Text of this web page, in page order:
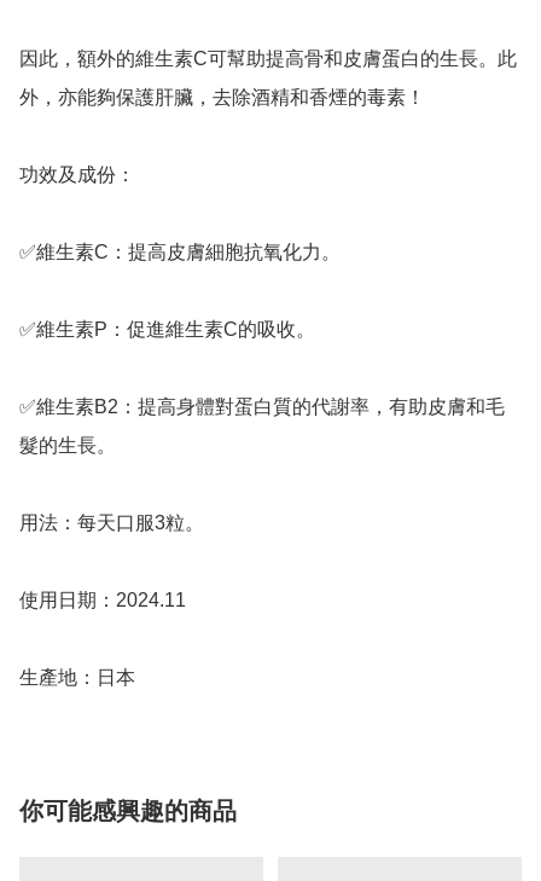
因此，額外的維生素C可幫助提高骨和皮膚蛋白的生長。此
外，亦能夠保護肝臟，去除酒精和香煙的毒素！
功效及成份：
✅️維生素C：提高皮膚細胞抗氧化力。
✅️維生素P：促進維生素C的吸收。
✅️維生素B2：提高身體對蛋白質的代謝率，有助皮膚和毛
髮的生長。
用法：每天口服3粒。
使用日期：2024.11
生產地：日本
你可能感興趣的商品